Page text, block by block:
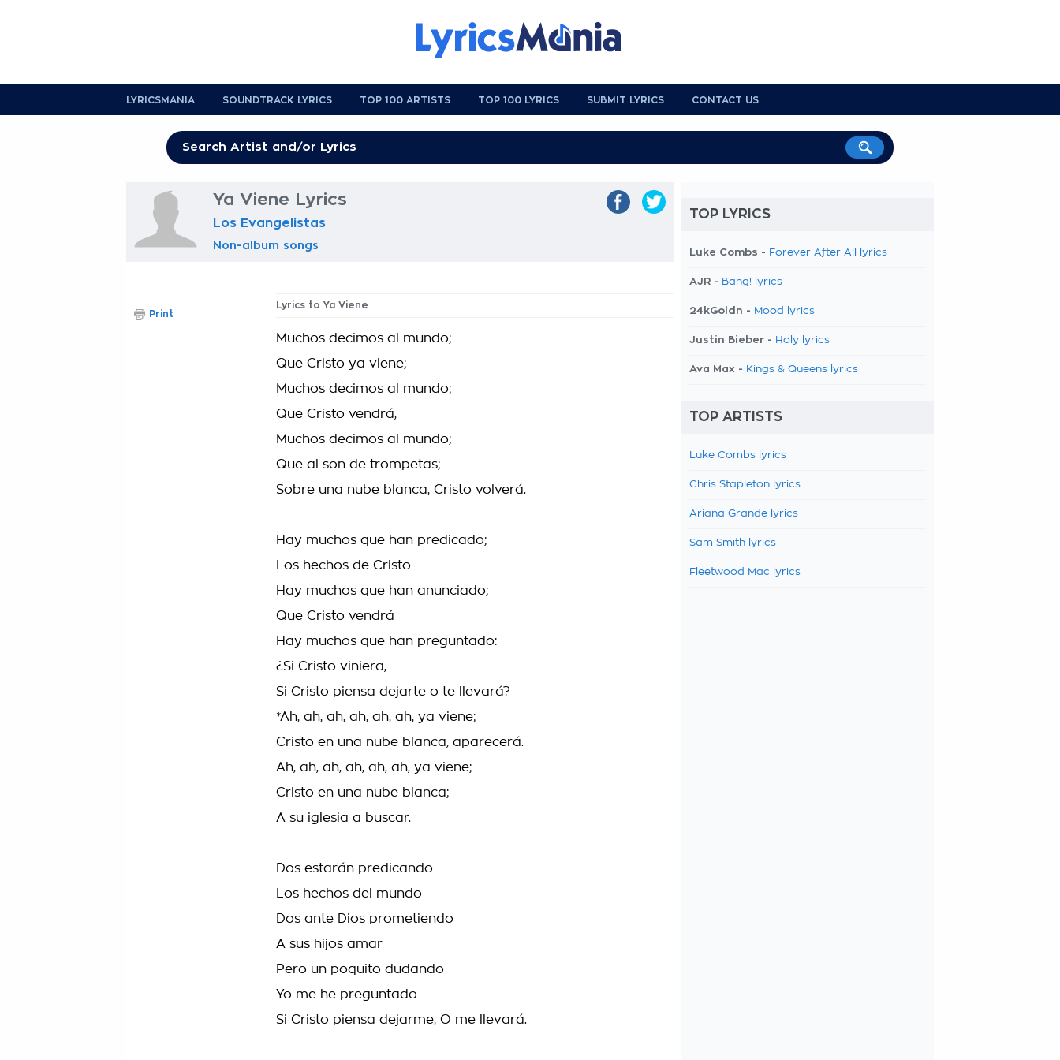
LYRICSMANIA SOUNDTRACK LYRICS TOP 100 ARTISTS TOP 100 LYRICS SUBMIT LYRICS CONTACT US
Ya Viene Lyrics
Los Evangelistas
Non-album songs
Lyrics to Ya Viene
Muchos decimos al mundo;
Que Cristo ya viene;
Muchos decimos al mundo;
Que Cristo vendrá,
Muchos decimos al mundo;
Que al son de trompetas;
Sobre una nube blanca, Cristo volverá.
Hay muchos que han predicado;
Los hechos de Cristo
Hay muchos que han anunciado;
Que Cristo vendrá
Hay muchos que han preguntado:
¿Si Cristo viniera,
Si Cristo piensa dejarte o te llevará?
*Ah, ah, ah, ah, ah, ah, ya viene;
Cristo en una nube blanca, aparecerá.
Ah, ah, ah, ah, ah, ah, ya viene;
Cristo en una nube blanca;
A su iglesia a buscar.
Dos estarán predicando
Los hechos del mundo
Dos ante Dios prometiendo
A sus hijos amar
Pero un poquito dudando
Yo me he preguntado
Si Cristo piensa dejarme, O me llevará.
Print
TOP LYRICS
Luke Combs - Forever After All lyrics
AJR - Bang! lyrics
24kGoldn - Mood lyrics
Justin Bieber - Holy lyrics
Ava Max - Kings & Queens lyrics
TOP ARTISTS
Luke Combs lyrics
Chris Stapleton lyrics
Ariana Grande lyrics
Sam Smith lyrics
Fleetwood Mac lyrics